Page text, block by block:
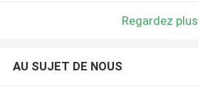
Regardez plus
AU SUJET DE NOUS